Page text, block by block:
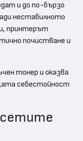
и до по-бързо
нестабилното
принтерът
почистване и
тонер и оказва
себестойност